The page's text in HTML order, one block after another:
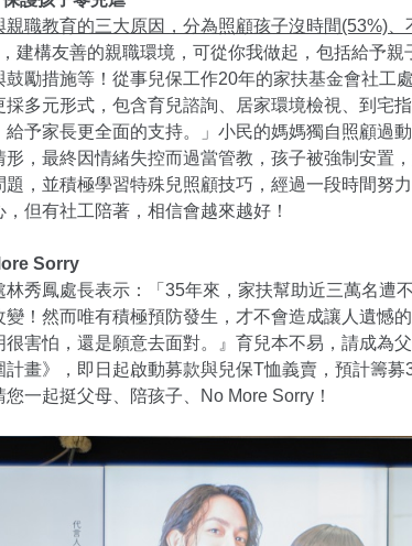
職教育的三大原因，分為照顧孩子沒時間(53%)
建構友善的親職環境，可從你我做起，包括給予
勵措施等！從事兒保工作20年的家扶基金會社工
採多元形式，包含育兒諮詢、居家環境檢視、到宅
予家長更全面的支持。」小民的媽媽獨自照顧過
，最終因情緒失控而過當管教，孩子被強制安置
，並積極學習特殊兒照顧技巧，經過一段時間努
但有社工陪著，相信會越來越好！
Sorry
秀鳳處長表示：「35年來，家扶幫助近三萬名遭
！然而唯有積極預防發生，才不會造成讓人遺憾
害怕，還是願意去面對。』育兒本不易，請成為
畫》，即日起啟動募款與兒保T恤義賣，預計籌
一起挺父母、陪孩子、No More Sorry！